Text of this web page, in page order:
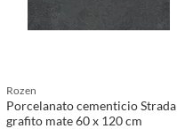
Rozen
Porcelanato cementicio Strada
grafito mate 60 x 120 cm